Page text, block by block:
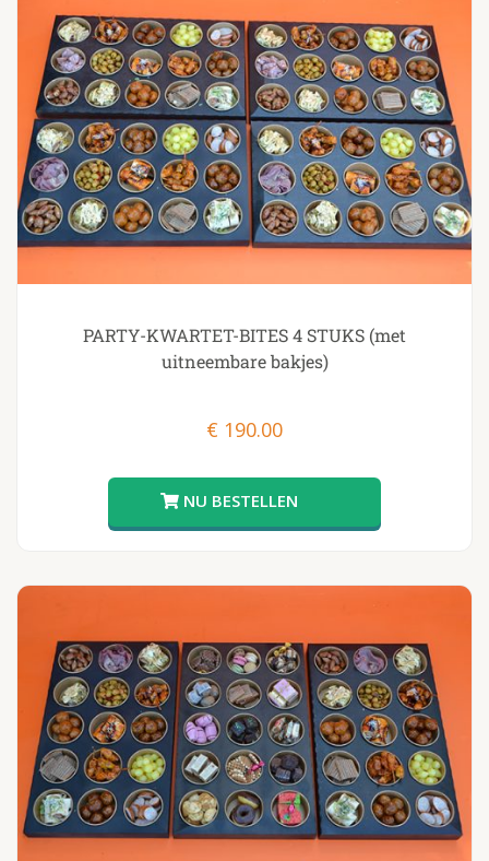
PARTY-KWARTET-BITES 4 STUKS (met
uitneembare bakjes)
€ 190.00